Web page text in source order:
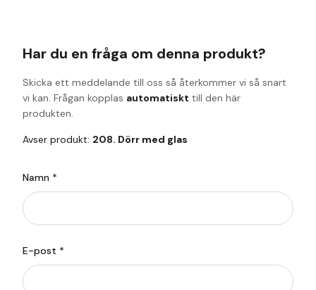
Har du en fråga om denna produkt?
Skicka ett meddelande till oss så återkommer vi så snart
vi kan. Frågan kopplas automatiskt till den här
produkten.
Avser produkt: 208. Dörr med glas
Namn *
E-post *